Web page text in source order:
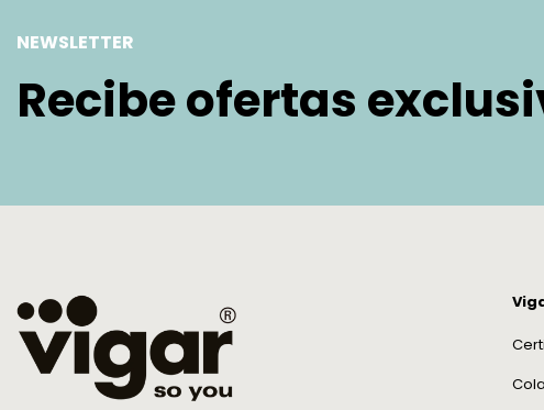
NEWSLETTER
Recibe ofertas